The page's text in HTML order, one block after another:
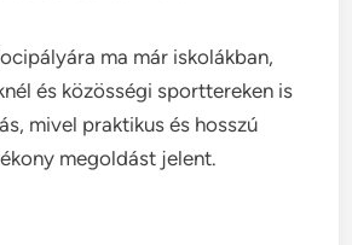
ma már iskolákban,
és közösségi sporttereken is
mivel praktikus és hosszú
megoldást jelent.